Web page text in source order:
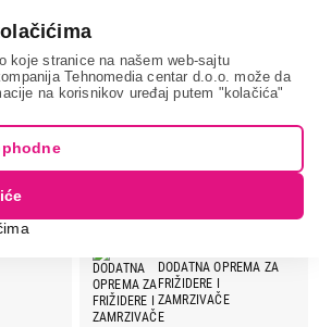
koje stranice na našem web-sajtu
Tehnomedia centar d.o.o. može da
na korisnikov uređaj putem "kolačića"
DODATNA OPREMA ZA
FRIŽIDERE I
ZAMRZIVAČE